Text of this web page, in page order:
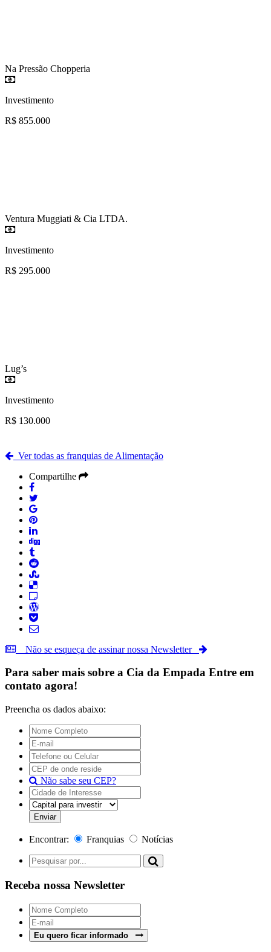
Na Pressão Chopperia
Investimento
R$ 855.000
Ventura Muggiati & Cia LTDA.
Investimento
R$ 295.000
Lug’s
Investimento
R$ 130.000
Ver todas as franquias de Alimentação
Compartilhe
Não se esqueça de assinar nossa Newsletter
Para saber mais sobre a Cia da Empada Entre em
contato agora!
Preencha os dados abaixo:
Não sabe seu CEP?
Encontrar: Franquias Notícias
Receba nossa Newsletter
Eu quero ficar informado